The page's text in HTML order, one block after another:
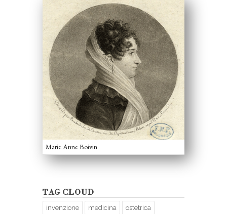
Marie Anne Boivin
TAG CLOUD
invenzione medicina ostetrica